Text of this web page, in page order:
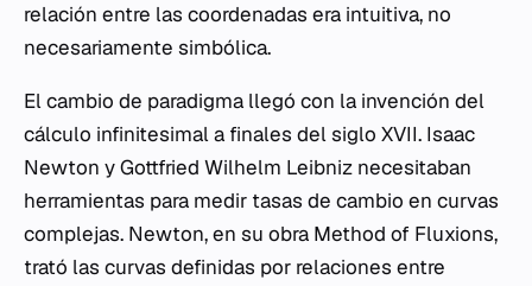
relación entre las coordenadas era intuitiva, no
necesariamente simbólica.
El cambio de paradigma llegó con la invención del
cálculo infinitesimal a finales del siglo XVII. Isaac
Newton y Gottfried Wilhelm Leibniz necesitaban
herramientas para medir tasas de cambio en curvas
complejas. Newton, en su obra Method of Fluxions,
trató las curvas definidas por relaciones entre